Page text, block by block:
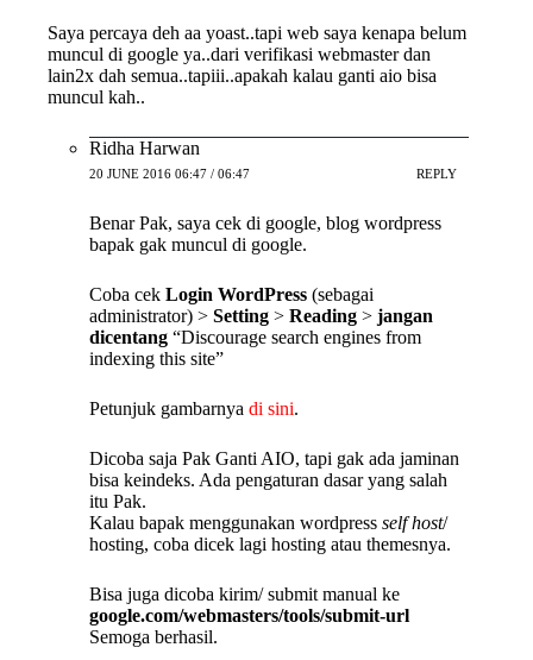
Saya percaya deh aa yoast..tapi web saya kenapa belum
muncul di google ya..dari verifikasi webmaster dan
lain2x dah semua..tapiii..apakah kalau ganti aio bisa
muncul kah..
Ridha Harwan
20 JUNE 2016 06:47 / 06:47 REPLY
Benar Pak, saya cek di google, blog wordpress
bapak gak muncul di google.
Coba cek Login WordPress (sebagai
administrator) > Setting > Reading > jangan
dicentang “Discourage search engines from
indexing this site”
Petunjuk gambarnya di sini.
Dicoba saja Pak Ganti AIO, tapi gak ada jaminan
bisa keindeks. Ada pengaturan dasar yang salah
itu Pak.
Kalau bapak menggunakan wordpress self host/
hosting, coba dicek lagi hosting atau themesnya.
Bisa juga dicoba kirim/ submit manual ke
google.com/webmasters/tools/submit-url
Semoga berhasil.